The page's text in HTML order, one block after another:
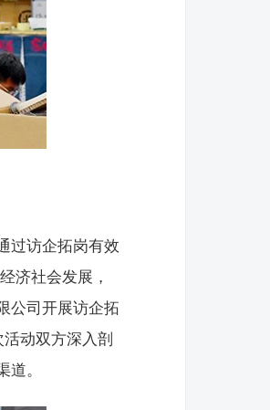
过访企拓岗有效
济社会发展，
公司开展访企拓
动双方深入剖
。